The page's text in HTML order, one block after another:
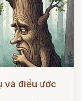
và điều ước